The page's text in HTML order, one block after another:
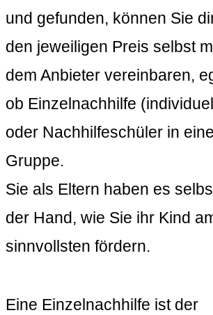
und gefunden, können Sie
den jeweiligen Preis selbst
dem Anbieter vereinbaren,
ob Einzelnachhilfe
oder Nachhilfeschüler in
Gruppe.
Sie als Eltern haben es
der Hand, wie Sie ihr Kind
sinnvollsten fördern.
Eine Einzelnachhilfe ist der